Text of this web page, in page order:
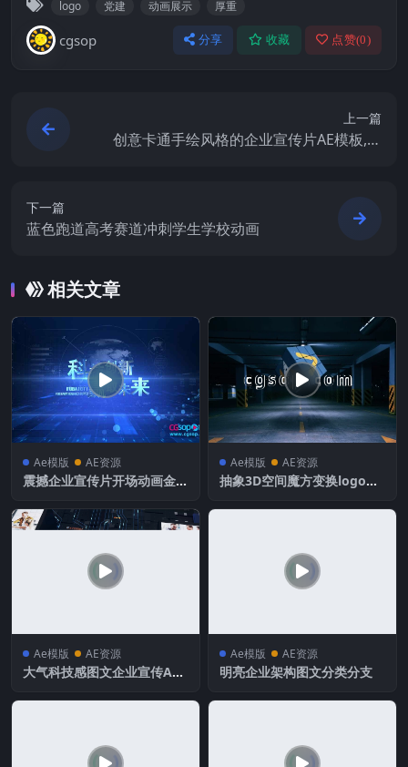
logo 党建 动画展示 厚重
cgsop 分享 收藏 点赞(0)
上一篇
创意卡通手绘风格的企业宣传片AE模板,含
下一篇
蓝色跑道高考赛道冲刺学生学校动画
相关文章
Ae模版 AE资源
震撼企业宣传片开场动画金属
Ae模版 AE资源
抽象3D空间魔方变换logo徽
Ae模版 AE资源
大气科技感图文企业宣传AE
Ae模版 AE资源
明亮企业架构图文分类分支